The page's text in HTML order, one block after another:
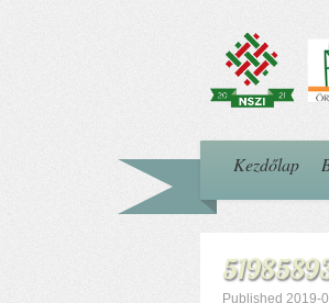
Kezdőlap
Published 2019-